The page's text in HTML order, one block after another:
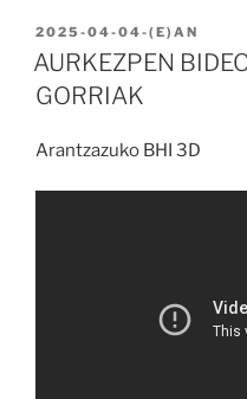
2025-04-04-(E)AN
AURKEZPEN
GORRIAK
Arantzazuko BHI 3D